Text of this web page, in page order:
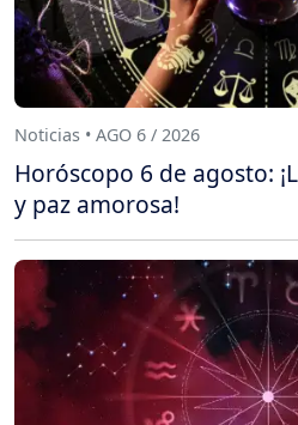
Noticias • AGO 6 / 2026
Horóscopo 6 de agosto:
y paz amorosa!